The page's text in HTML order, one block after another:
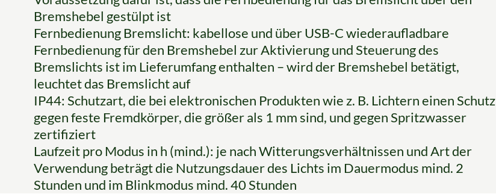
Bremshebel gestülpt ist
Fernbedienung Bremslicht: kabellose und über USB-C wiederaufladbare
Fernbedienung für den Bremshebel zur Aktivierung und Steuerung des
Bremslichts ist im Lieferumfang enthalten – wird der Bremshebel betätigt,
leuchtet das Bremslicht auf
IP44: Schutzart, die bei elektronischen Produkten wie z. B. Lichtern einen Schutz
gegen feste Fremdkörper, die größer als 1 mm sind, und gegen Spritzwasser
zertifiziert
Laufzeit pro Modus in h (mind.): je nach Witterungsverhältnissen und Art der
Verwendung beträgt die Nutzungsdauer des Lichts im Dauermodus mind. 2
Stunden und im Blinkmodus mind. 40 Stunden